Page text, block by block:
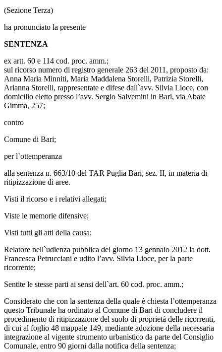
(Sezione Terza)
ha pronunciato la presente
SENTENZA
ex artt. 60 e 114 cod. proc. amm.;
sul ricorso numero di registro generale 263 del 2011, proposto da:
Anna Maria Minniti, Maria Maddalena Storelli, Patrizia Storelli,
Arianna Storelli, rappresentate e difese dall`avv. Silvia Lioce, con
domicilio eletto presso l’avv. Sergio Salvemini in Bari, via Abate
Gimma, 257;
contro
Comune di Bari;
per l`ottemperanza
alla sentenza n. 663/10 del TAR Puglia Bari, sez. II, in materia di
ritipizzazione di aree.
Visti il ricorso e i relativi allegati;
Viste le memorie difensive;
Visti tutti gli atti della causa;
Relatore nell`udienza pubblica del giorno 13 gennaio 2012 la dott.
Francesca Petrucciani e udito l’avv. Silvia Lioce, per la parte
ricorrente;
Sentite le stesse parti ai sensi dell`art. 60 cod. proc. amm.;
Considerato che con la sentenza della quale è chiesta l’ottemperanza
questo Tribunale ha ordinato al Comune di Bari di concludere il
procedimento di ritipizzazione del suolo di proprietà delle ricorrenti,
di cui al foglio 48 mappale 149, mediante adozione della necessaria
integrazione al vigente strumento urbanistico da parte del Consiglio
Comunale, entro 90 giorni dalla notifica della sentenza;